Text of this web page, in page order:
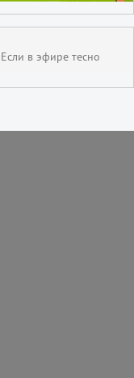
Если в эфире тесно